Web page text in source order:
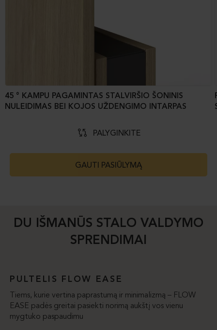
45 ° KAMPU PAGAMINTAS STALVIRŠIO ŠONINIS
NULEIDIMAS BEI KOJOS UŽDENGIMO INTARPAS
PALYGINKITE
GAUTI PASIŪLYMĄ
DU IŠMANŪS STALO VALDYMO
SPRENDIMAI
PULTELIS FLOW EASE
Tiems, kurie vertina paprastumą ir minimalizmą – FLOW
EASE padės greitai pasiekti norimą aukštį vos vienu
mygtuko paspaudimu